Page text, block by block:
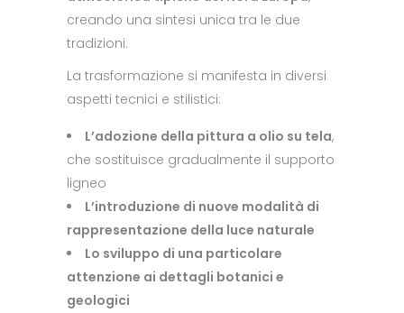
creando una sintesi unica tra le due
tradizioni.
La trasformazione si manifesta in diversi
aspetti tecnici e stilistici:
L’adozione della pittura a olio su tela,
che sostituisce gradualmente il supporto
ligneo
L’introduzione di nuove modalità di
rappresentazione della luce naturale
Lo sviluppo di una particolare
attenzione ai dettagli botanici e
geologici